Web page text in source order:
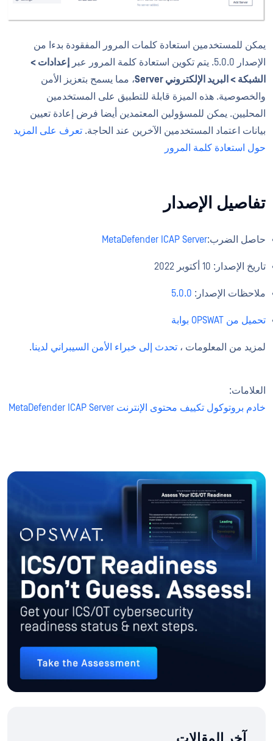
يمكن للمستخدمين استعادة كلمات المرور المفقودة بدءا من
الإصدار 5.0.0. يتم تكوين استعادة كلمة المرور عبر
إعدادات >
الشبكة > البريد الإلكتروني Server
، مما يسمح بتعزيز الأمن
والخصوصية. هذه الميزة قابلة للتطبيق على المستخدمين
المحليين. يمكن للمسؤولين المعتمدين أيضا فرض إعادة تعيين
بيانات اعتماد المستخدمين الآخرين عند الحاجة. تعرف على المزيد
حول استعادة كلمة المرور
تفاصيل الإصدار
حاصل الضرب:MetaDefender ICAP Server
تاريخ الإصدار: 10 أكتوبر 2022
ملاحظات الإصدار:
تحميل من OPSWAT بوابة
لمزيد من المعلومات ، تحدث إلى خبراء الأمن السيبراني لدينا.
العلامات:
خادم بروتوكول تكييف محتوى الإنترنت MetaDefender ICAP Server